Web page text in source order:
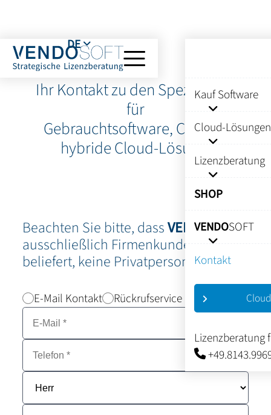
Kauf Software
Cloud-Lösungen
Lizenzberatung
SHOP
VENDOSOFT
Kontakt
Lizenzberatung
DE
Ihr Kontakt zu den Spezialisten
für
Gebrauchtsoftware, Cloud &
hybride Cloud-Lösung.
Beachten Sie bitte, dassVENDOSOFT
ausschließlich Firmenkunden
beliefert, keine Privatpersonen!
E-Mail Kontakt Rückrufservice